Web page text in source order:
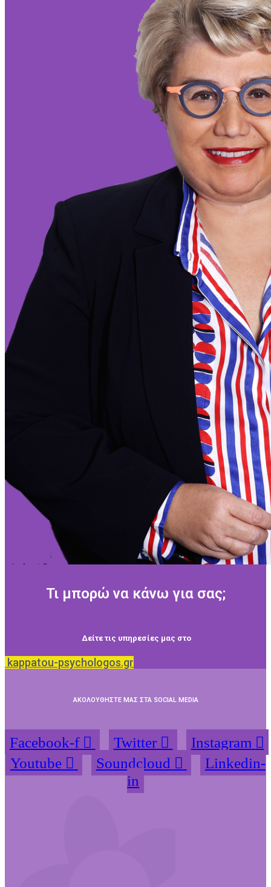
Τι μπορώ να κάνω για σας;
Δείτε τις υπηρεσίες μας στο
kappatou-psychologos.gr
ΑΚΟΛΟΥΘΗΣΤΕ ΜΑΣ ΣΤΑ SOCIAL MEDIA
Facebook-f Twitter
Instagram
Youtube
Soundcloud
Linkedin-
in